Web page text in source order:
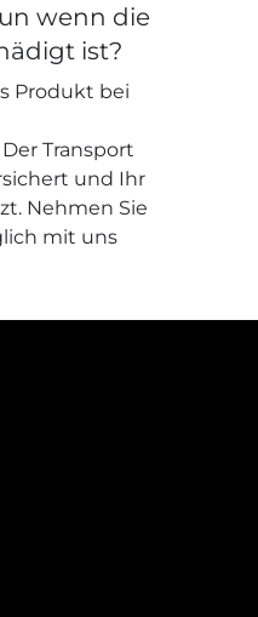
wenn die
ist?
Produkt bei
Transport
und Ihr
Nehmen Sie
mit uns